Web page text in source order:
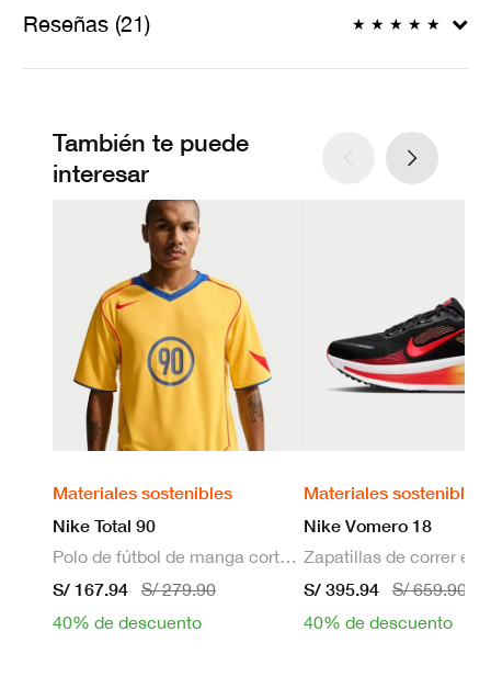
Reseñas (21) ★ ★ ★ ★ ★
También te puede
interesar
Materiales sostenibles
Nike Total 90
Polo de fútbol de manga corta Dri-FIT para hombre
S/ 167.94
S/ 279.90
40% de descuento
Materiales sostenibles
Nike Vomero 18
S/ 395.94
S/ 659.90
40% de descuento